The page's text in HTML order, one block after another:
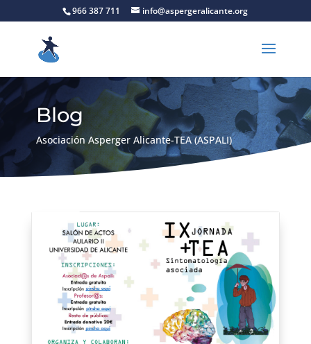
966 387 711 info@aspergeralicante.org
Blog
Asociación Asperger Alicante-TEA (ASPALI)